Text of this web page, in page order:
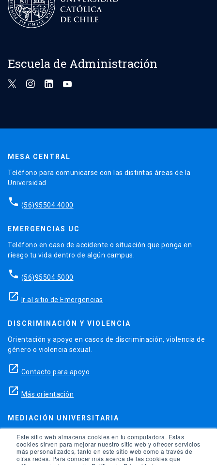
Este sitio web almacena cookies en tu computadora. Estas
cookies sirven para mejorar nuestro sitio web y ofrecer servicios
más personalizados, tanto en este sitio web como a través de
otras redes. Para conocer más acerca de las cookies que
Escuela de Administración
MESA CENTRAL
Teléfono para comunicarse con las distintas áreas de la
Universidad.
phone (56)95504 4000
EMERGENCIAS UC
Teléfono en caso de accidente o situación que ponga en
riesgo tu vida dentro de algún campus.
phone (56)95504 5000
launch Ir al sitio de Emergencias
DISCRIMINACIÓN Y VIOLENCIA
Orientación y apoyo en casos de discriminación, violencia de
género o violencia sexual.
launch Contacto para apoyo
launch Más orientación
MEDIACIÓN UNIVERSITARIA
Teléfonos para orientación y consejo si se ha vulnerado
alguno de tus derechos en la universidad.